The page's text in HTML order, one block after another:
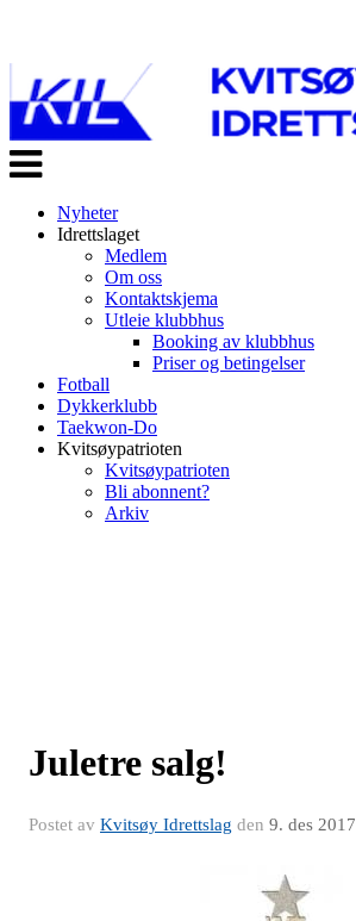
Veksle
navigasjon
Nyheter
Idrettslaget
Medlem
Om oss
Kontaktskjema
Utleie klubbhus
Booking av klubbhus
Priser og betingelser
Fotball
Dykkerklubb
Taekwon-Do
Kvitsøypatrioten
Kvitsøypatrioten
Bli abonnent?
Arkiv
Juletre salg!
Postet av Kvitsøy Idrettslag den 9. des 2017